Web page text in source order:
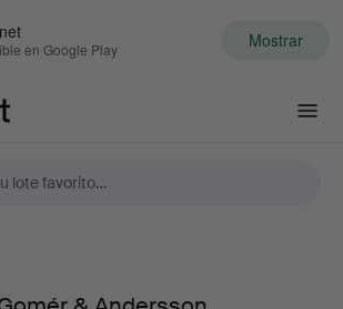
en Google Play Mostrar